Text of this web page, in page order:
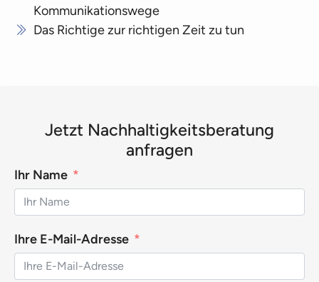
Kommunikationswege
Das Richtige zur richtigen Zeit zu tun
Jetzt Nachhaltigkeitsberatung
anfragen
Ihr Name
Ihre E-Mail-Adresse